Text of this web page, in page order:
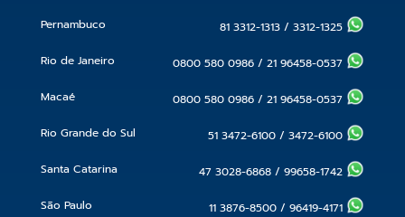
Pernambuco 81 3312-1313 /3312-1325
Rio de Janeiro 0800 580 0986 /21 96458-0537
Macaé 0800 580 0986 /21 96458-0537
Rio Grande do Sul 51 3472-6100 /3472-6100
Santa Catarina 47 3028-6868 /99658-1742
São Paulo 11 3876-8500 /96419-4171